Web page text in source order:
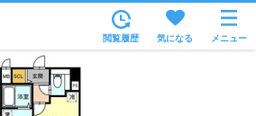
沿線・駅から
住所から
閲覧履歴 気になる メニュー